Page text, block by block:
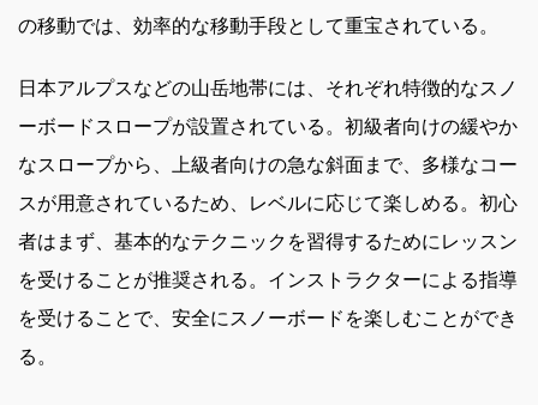
の移動では、効率的な移動手段として重宝されている。
日本アルプスなどの山岳地帯には、それぞれ特徴的なスノ
ーボードスロープが設置されている。初級者向けの緩やか
なスロープから、上級者向けの急な斜面まで、多様なコー
スが用意されているため、レベルに応じて楽しめる。初心
者はまず、基本的なテクニックを習得するためにレッスン
を受けることが推奨される。インストラクターによる指導
を受けることで、安全にスノーボードを楽しむことができ
る。